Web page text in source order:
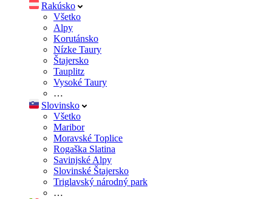
Rakúsko
Všetko
Alpy
Korutánsko
Nízke Taury
Štajersko
Tauplitz
Vysoké Taury
…
Slovinsko
Všetko
Maribor
Moravské Toplice
Rogaška Slatina
Savinjské Alpy
Slovinské Štajersko
Triglavský národný park
…